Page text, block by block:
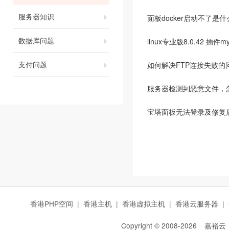
服务器知识
数据库问题
支付问题
面板docker启动不了是什
linux专业版8.0.42 插件
如何解决FTP连接失败的
服务器检测到恶意文件，
宝塔面板无法登录及修复
香港PHP空间 | 香港主机 | 香港虚拟主机 | 香港云服务器 |
Copyright © 2008-2026 嘉裕云